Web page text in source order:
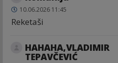
10.06.2026 11:45
Reketaši
HAHAHA,VLADIMIR
TEPAVČEVIĆ